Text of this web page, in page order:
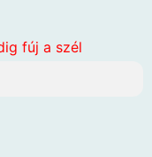
fúj a szél